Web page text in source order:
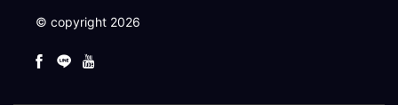
© copyright 2026